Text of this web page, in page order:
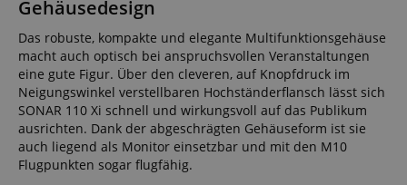
Gehäusedesign
Das robuste, kompakte und elegante Multifunktionsgehäuse
macht auch optisch bei anspruchsvollen Veranstaltungen
eine gute Figur. Über den cleveren, auf Knopfdruck im
Neigungswinkel verstellbaren Hochständerflansch lässt sich
SONAR 110 Xi schnell und wirkungsvoll auf das Publikum
ausrichten. Dank der abgeschrägten Gehäuseform ist sie
auch liegend als Monitor einsetzbar und mit den M10
Flugpunkten sogar flugfähig.